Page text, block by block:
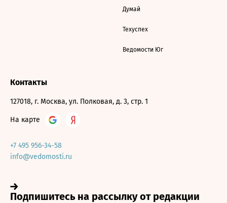
Думай
Техуспех
Ведомости Юг
Контакты
127018, г. Москва, ул. Полковая, д. 3, стр. 1
На карте
+7 495 956-34-58
info@vedomosti.ru